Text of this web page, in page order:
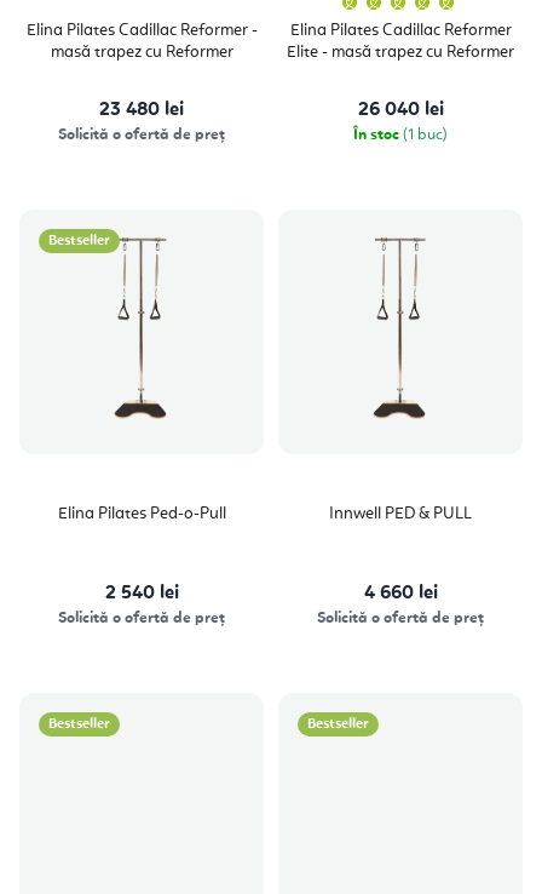
Elina Pilates Cadillac Reformer -
masă trapez cu Reformer
23 480 lei
Solicită o ofertă de preț
Elina Pilates Cadillac Reformer
Elite - masă trapez cu Reformer
a
este
26 040 lei
În stoc (1 buc)
Bestseller
Elina Pilates Ped-o-Pull
2 540 lei
Solicită o ofertă de preț
Innwell PED & PULL
4 660 lei
Solicită o ofertă de preț
Bestseller Bestseller